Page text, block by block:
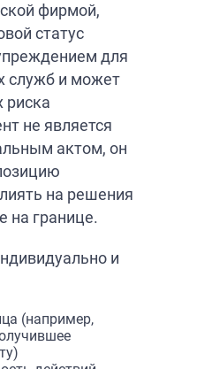
фирмой,
статус
для
служб и может
риска
не является
актом, он
на решения
на границе.
и
(например,